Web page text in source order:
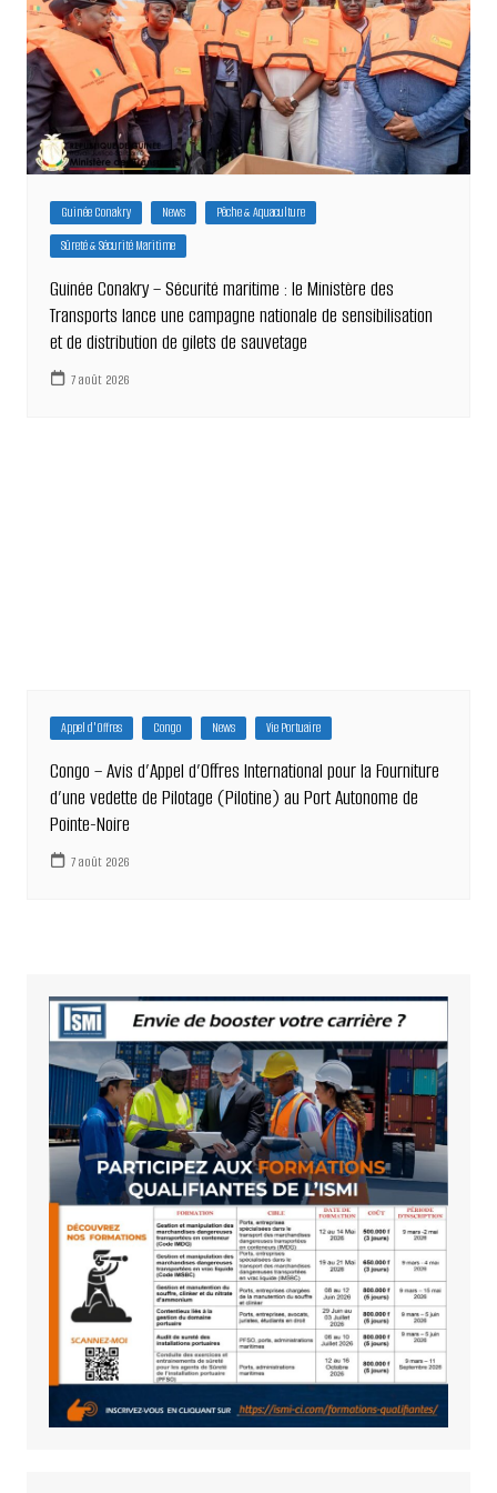
Guinée Conakry News
Pêche & Aquaculture
Sûreté & Sécurité Maritime
Guinée Conakry – Sécurité maritime : le Ministère des
Transports lance une campagne nationale de sensibilisation
et de distribution de gilets de sauvetage
7 août 2026
Appel d'Offres Congo News Vie Portuaire
Congo – Avis d’Appel d’Offres International pour la Fourniture
d’une vedette de Pilotage (Pilotine) au Port Autonome de
Pointe-Noire
7 août 2026